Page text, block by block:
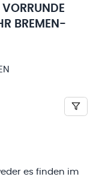
BREMEN-
es finden im